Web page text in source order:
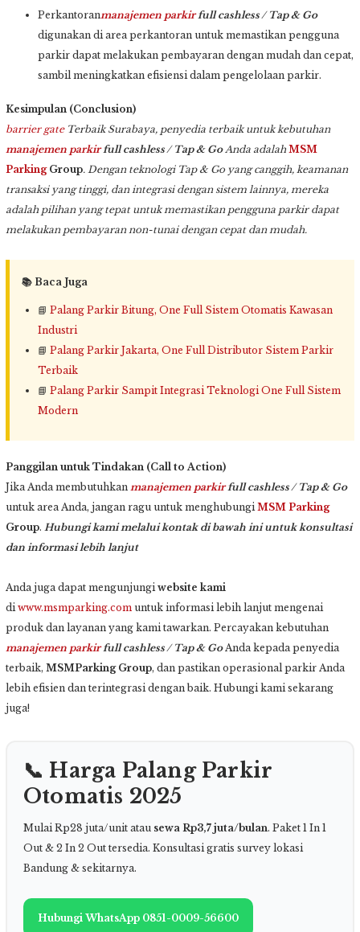
Perkantoranmanajemen parkirfull cashless / Tap & Go
digunakan di area perkantoran untuk memastikan pengguna
parkir dapat melakukan pembayaran dengan mudah dan cepat,
sambil meningkatkan efisiensi dalam pengelolaan parkir.
Kesimpulan (Conclusion)
barrier gateTerbaik Surabaya, penyedia terbaik untuk kebutuhan
manajemen parkirfull cashless / Tap & GoAnda adalah MSM
ParkingGroup. Dengan teknologi Tap & Go yang canggih, keamanan
transaksi yang tinggi, dan integrasi dengan sistem lainnya, mereka
adalah pilihan yang tepat untuk memastikan pengguna parkir dapat
melakukan pembayaran non-tunai dengan cepat dan mudah.
📚 Baca Juga
📘 Palang Parkir Bitung, One Full Sistem Otomatis Kawasan
Industri
📘 Palang Parkir Jakarta, One Full Distributor Sistem Parkir
Terbaik
📘 Palang Parkir Sampit Integrasi Teknologi One Full Sistem
Modern
Panggilan untuk Tindakan (Call to Action)
Jika Anda membutuhkan manajemen parkirfull cashless / Tap & Go
untuk area Anda, jangan ragu untuk menghubungiMSM Parking
Group. Hubungi kami melalui kontak di bawah ini untuk konsultasi
dan informasi lebih lanjut
Anda juga dapat mengunjungiwebsite kami
diwww.msmparking.com untuk informasi lebih lanjut mengenai
produk dan layanan yang kami tawarkan. Percayakan kebutuhan
manajemen parkirfull cashless / Tap & GoAnda kepada penyedia
terbaik, MSMParking Group, dan pastikan operasional parkir Anda
lebih efisien dan terintegrasi dengan baik. Hubungi kami sekarang
juga!
📞 Harga Palang Parkir
Otomatis 2025
Mulai Rp28 juta/unit atau sewa Rp3,7 juta/bulan. Paket 1 In 1
Out & 2 In 2 Out tersedia. Konsultasi gratis survey lokasi
Bandung & sekitarnya.
Hubungi WhatsApp 0851-0009-56600